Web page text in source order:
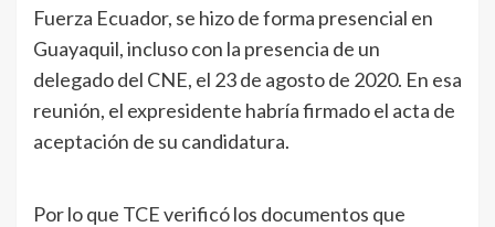
Fuerza Ecuador, se hizo de forma presencial en
Guayaquil, incluso con la presencia de un
delegado del CNE, el 23 de agosto de 2020. En esa
reunión, el expresidente habría firmado el acta de
aceptación de su candidatura.
Por lo que TCE verificó los documentos que